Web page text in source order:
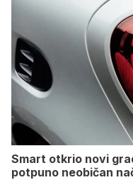
Smart otkrio novi
potpuno neobičan